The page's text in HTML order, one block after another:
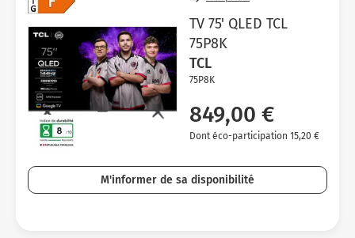
TV 75' QLED TCL
75P8K
TCL
75P8K
849,00 €
Dont éco-participation 15,20 €
M'informer de sa disponibilité